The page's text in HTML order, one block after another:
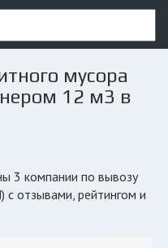
мусора
12 м3 в
с отзывами, рейтингом и